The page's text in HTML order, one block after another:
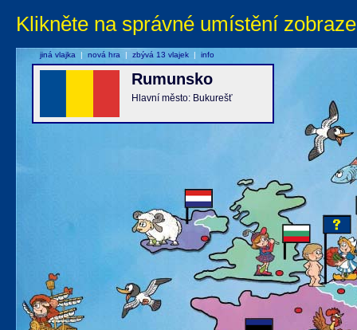
Klikněte na správné umístění
Rumunsko
Hlavní město: Bukurešť
jiná vlajka | nová hra | zbývá 13 vlajek | info